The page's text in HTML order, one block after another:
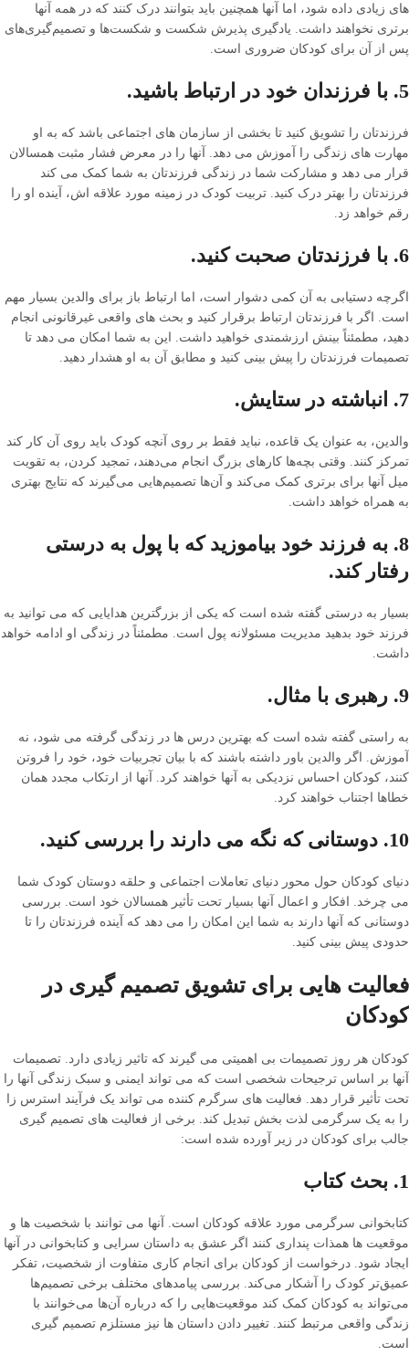
های زیادی داده شود، اما آنها همچنین باید بتوانند درک کنند که در همه آنها
برتری نخواهند داشت. یادگیری پذیرش شکست و شکست‌ها و تصمیم‌گیری‌های
پس از آن برای کودکان ضروری است.
5. با فرزندان خود در ارتباط باشید.
فرزندتان را تشویق کنید تا بخشی از سازمان های اجتماعی باشد که به او
مهارت های زندگی را آموزش می دهد. آنها را در معرض فشار مثبت همسالان
قرار می دهد و مشارکت شما در زندگی فرزندتان به شما کمک می کند
فرزندتان را بهتر درک کنید. تربیت کودک در زمینه مورد علاقه اش، آینده او را
رقم خواهد زد.
6. با فرزندتان صحبت کنید.
اگرچه دستیابی به آن کمی دشوار است، اما ارتباط باز برای والدین بسیار مهم
است. اگر با فرزندتان ارتباط برقرار کنید و بحث های واقعی غیرقانونی انجام
دهید، مطمئناً بینش ارزشمندی خواهید داشت. این به شما امکان می دهد تا
تصمیمات فرزندتان را پیش بینی کنید و مطابق آن به او هشدار دهید.
7. انباشته در ستایش.
والدین، به عنوان یک قاعده، نباید فقط بر روی آنچه کودک باید روی آن کار کند
تمرکز کنند. وقتی بچه‌ها کارهای بزرگ انجام می‌دهند، تمجید کردن، به تقویت
میل آنها برای برتری کمک می‌کند و آن‌ها تصمیم‌هایی می‌گیرند که نتایج بهتری
به همراه خواهد داشت.
8. به فرزند خود بیاموزید که با پول به درستی
رفتار کند.
بسیار به درستی گفته شده است که یکی از بزرگترین هدایایی که می توانید به
فرزند خود بدهید مدیریت مسئولانه پول است. مطمئناً در زندگی او ادامه خواهد
داشت.
9. رهبری با مثال.
به راستی گفته شده است که بهترین درس ها در زندگی گرفته می شود، نه
آموزش. اگر والدین باور داشته باشند که با بیان تجربیات خود، خود را فروتن
کنند، کودکان احساس نزدیکی به آنها خواهند کرد. آنها از ارتکاب مجدد همان
خطاها اجتناب خواهند کرد.
10. دوستانی که نگه می دارند را بررسی کنید.
دنیای کودکان حول محور دنیای تعاملات اجتماعی و حلقه دوستان کودک شما
می چرخد. افکار و اعمال آنها بسیار تحت تأثیر همسالان خود است. بررسی
دوستانی که آنها دارند به شما این امکان را می دهد که آینده فرزندتان را تا
حدودی پیش بینی کنید.
فعالیت هایی برای تشویق تصمیم گیری در
کودکان
کودکان هر روز تصمیمات بی اهمیتی می گیرند که تاثیر زیادی دارد. تصمیمات
آنها بر اساس ترجیحات شخصی است که می تواند ایمنی و سبک زندگی آنها را
تحت تأثیر قرار دهد. فعالیت های سرگرم کننده می تواند یک فرآیند استرس زا
را به یک سرگرمی لذت بخش تبدیل کند. برخی از فعالیت های تصمیم گیری
جالب برای کودکان در زیر آورده شده است:
1. بحث کتاب
کتابخوانی سرگرمی مورد علاقه کودکان است. آنها می توانند با شخصیت ها و
موقعیت ها همذات پنداری کنند اگر عشق به داستان سرایی و کتابخوانی در آنها
ایجاد شود. درخواست از کودکان برای انجام کاری متفاوت از شخصیت، تفکر
عمیق‌تر کودک را آشکار می‌کند. بررسی پیامدهای مختلف برخی تصمیم‌ها
می‌تواند به کودکان کمک کند موقعیت‌هایی را که درباره آن‌ها می‌خوانند با
زندگی واقعی مرتبط کنند. تغییر دادن داستان ها نیز مستلزم تصمیم گیری
است.